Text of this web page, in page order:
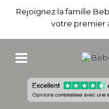
Rejoignez la famille
votre premier